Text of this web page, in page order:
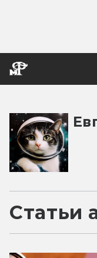
Статьи